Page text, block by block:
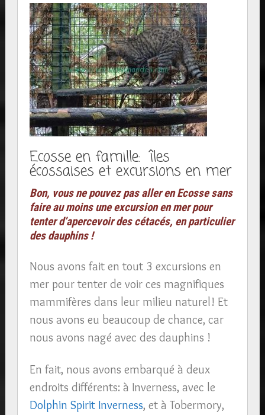
Ecosse en famille: îles
écossaises et excursions en mer
Bon, vous ne pouvez pas aller en Ecosse sans
faire au moins une excursion en mer pour
tenter d’apercevoir des cétacés, en particulier
des dauphins !
Nous avons fait en tout 3 excursions en
mer pour tenter de voir ces magnifiques
mammifères dans leur milieu naturel! Et
nous avons eu beaucoup de chance, car
nous avons nagé avec des dauphins !
En fait, nous avons embarqué à deux
endroits différents: à Inverness, avec le
Dolphin Spirit Inverness, et à Tobermory,